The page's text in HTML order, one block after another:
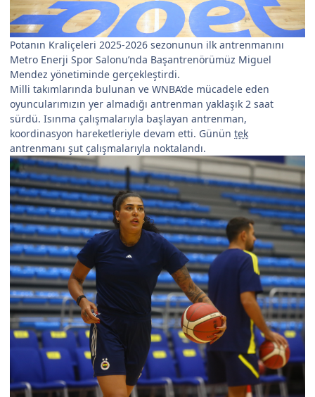
Potanın Kraliçeleri 2025-2026 sezonunun ilk antrenmanını
Metro Enerji Spor Salonu’nda Başantrenörümüz Miguel
Mendez yönetiminde gerçekleştirdi.
Milli takımlarında bulunan ve WNBA’de mücadele eden
oyuncularımızın yer almadığı antrenman yaklaşık 2 saat
sürdü. Isınma çalışmalarıyla başlayan antrenman,
koordinasyon hareketleriyle devam etti. Günün tek
antrenmanı şut çalışmalarıyla noktalandı.